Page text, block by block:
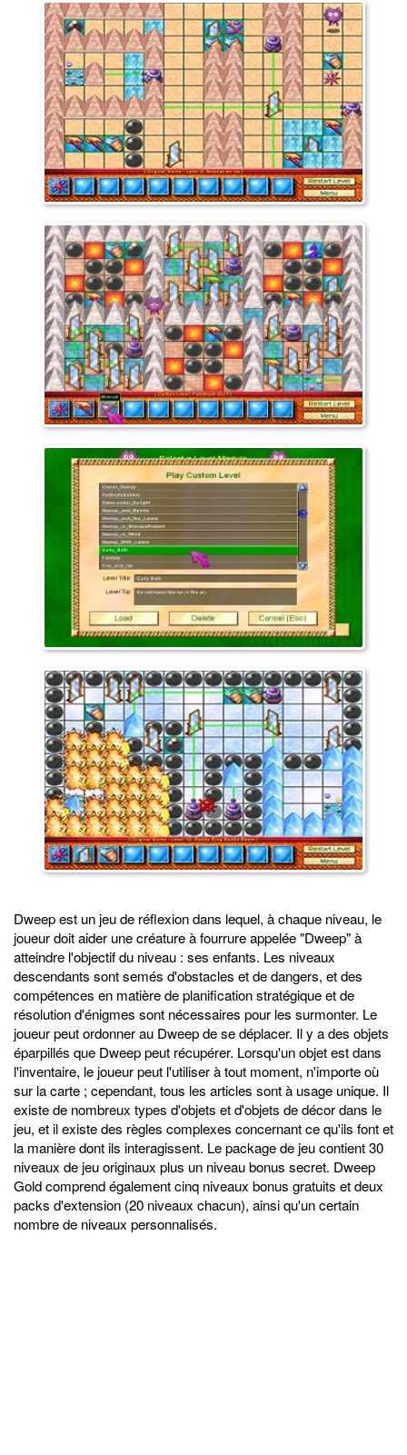
Dweep est un jeu de réflexion dans lequel, à chaque niveau, le
joueur doit aider une créature à fourrure appelée "Dweep" à
atteindre l'objectif du niveau : ses enfants. Les niveaux
descendants sont semés d'obstacles et de dangers, et des
compétences en matière de planification stratégique et de
résolution d'énigmes sont nécessaires pour les surmonter. Le
joueur peut ordonner au Dweep de se déplacer. Il y a des objets
éparpillés que Dweep peut récupérer. Lorsqu'un objet est dans
l'inventaire, le joueur peut l'utiliser à tout moment, n'importe où
sur la carte ; cependant, tous les articles sont à usage unique. Il
existe de nombreux types d'objets et d'objets de décor dans le
jeu, et il existe des règles complexes concernant ce qu'ils font et
la manière dont ils interagissent. Le package de jeu contient 30
niveaux de jeu originaux plus un niveau bonus secret. Dweep
Gold comprend également cinq niveaux bonus gratuits et deux
packs d'extension (20 niveaux chacun), ainsi qu'un certain
nombre de niveaux personnalisés.